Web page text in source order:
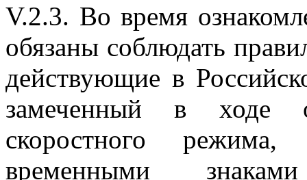
V.2.3. Во время
обязаны соблюдать
действующие в
замеченный в ходе
скоростного
временными